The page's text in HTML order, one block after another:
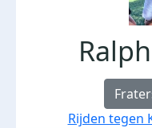
Rijden tegen